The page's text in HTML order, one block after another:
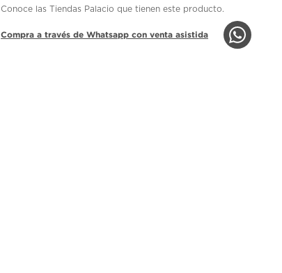
Conoce las Tiendas Palacio que tienen este producto.
Compra a través de Whatsapp con venta asistida